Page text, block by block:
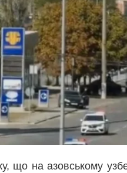
що на азовському